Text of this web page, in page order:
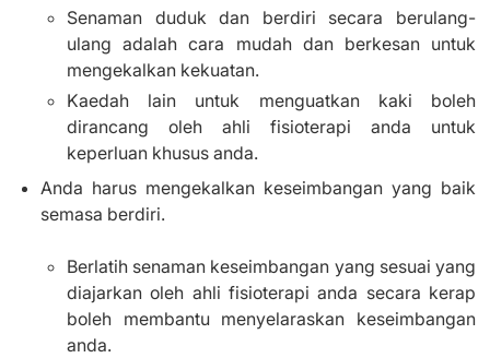
Senaman duduk dan berdiri secara berulang-
ulang adalah cara mudah dan berkesan untuk
mengekalkan kekuatan.
Kaedah lain untuk menguatkan kaki boleh
dirancang oleh ahli fisioterapi anda untuk
keperluan khusus anda.
Anda harus mengekalkan keseimbangan yang baik
semasa berdiri.
Berlatih senaman keseimbangan yang sesuai yang
diajarkan oleh ahli fisioterapi anda secara kerap
boleh membantu menyelaraskan keseimbangan
anda.